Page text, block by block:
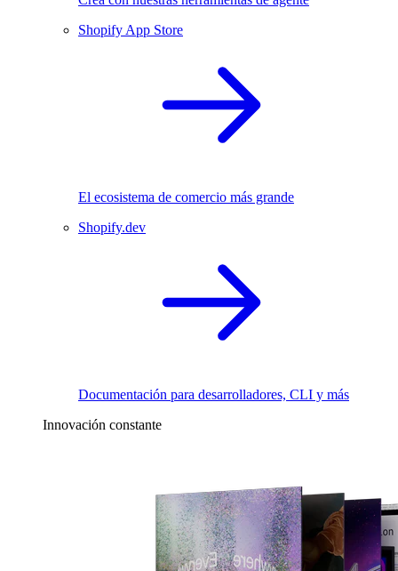
Shopify App Store
El ecosistema de comercio más grande
Shopify.dev
Documentación para desarrolladores, CLI y más
Innovación constante